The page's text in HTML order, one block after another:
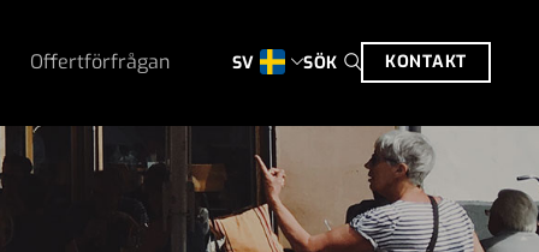
Offertförfrågan SV SÖK KONTAKT